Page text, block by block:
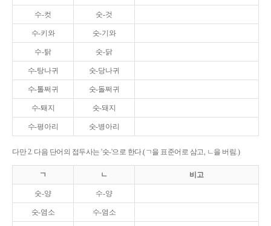
수-컷 숫-것
수-키와 숫-기와
수-탉 숫-닭
수-탕나귀 숫-당나귀
수-톨쩌귀 숫-돌쩌귀
수-퇘지 숫-돼지
수-평아리 숫-병아리
다만 2. 다음 단어의 접두사는 '숫-'으로 한다.(ㄱ을 표준어로 삼고, ㄴ을 버림.)
ㄱ ㄴ 비고
숫-양 수-양
숫-염소 수-염소